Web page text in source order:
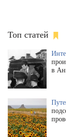
Топ статей
в